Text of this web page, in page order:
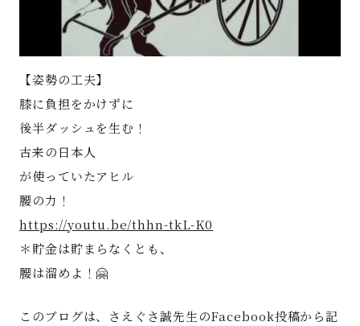
特定商取引法に基づく表記
【姿勢の工夫】
膝に負担をかけずに
後半ダッシュを生む！
古来の日本人
が使っていたアヒル
腰の力！
https://youtu.be/thhn-tkL-K0
＊貯金は貯まらなくとも、
腰は溜めよ！🤗
このブログは、さえぐさ誠先生のFacebook投稿から記